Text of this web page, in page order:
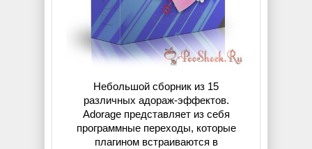
Небольшой сборник из 15
различных адораж-эффектов.
Adorage представляет из себя
программные переходы, которые
плагином встраиваются в